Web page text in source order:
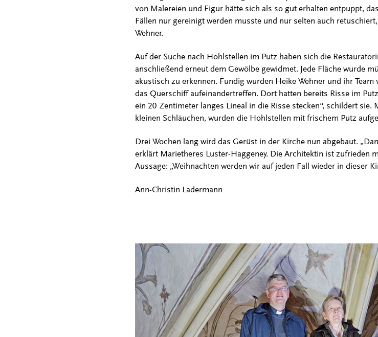
von Malereien und Figur hätte sich als so gut erhalten entpuppt,
Fällen nur gereinigt werden musste und nur selten auch
Wehner.
Auf der Suche nach Hohlstellen im Putz haben sich die
anschließend erneut dem Gewölbe gewidmet. Jede Fläche wurde
akustisch zu erkennen. Fündig wurden Heike Wehner und ihr
das Querschiff aufeinandertreffen. Dort hatten bereits Risse im
ein 20 Zentimeter langes Lineal in die Risse stecken“, schildert
kleinen Schläuchen, wurden die Hohlstellen mit frischem Putz
Drei Wochen lang wird das Gerüst in der Kirche nun abgebaut.
erklärt Marietheres Luster-Haggeney. Die Architektin ist zufrieden
Aussage: „Weihnachten werden wir auf jeden Fall wieder in dieser
Ann-Christin Ladermann